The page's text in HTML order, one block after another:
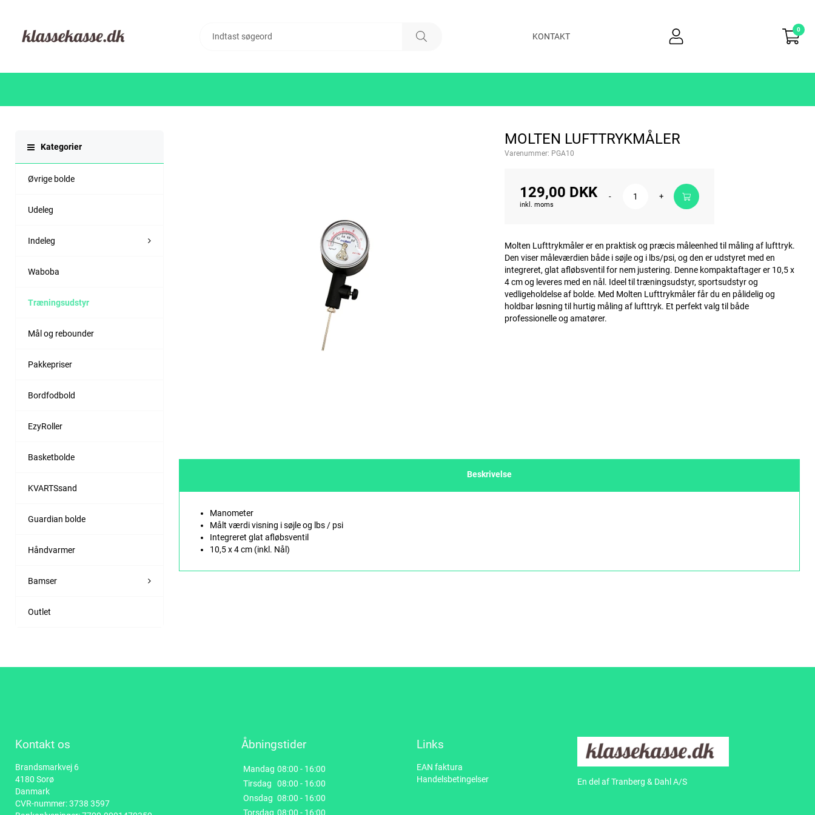
KONTAKT
0
Kategorier
Øvrige bolde
Udeleg
Indeleg
Waboba
Træningsudstyr
Mål og rebounder
Pakkepriser
Bordfodbold
EzyRoller
Basketbolde
KVARTSsand
Guardian bolde
Håndvarmer
Bamser
Outlet
MOLTEN LUFTTRYKMÅLER
Varenummer: PGA10
129,00 DKK
inkl. moms
- +
Molten Lufttrykmåler er en praktisk og præcis måleenhed til måling af lufttryk.
Den viser måleværdien både i søjle og i lbs/psi, og den er udstyret med en
integreret, glat afløbsventil for nem justering. Denne kompaktaftager er 10,5 x
4 cm og leveres med en nål. Ideel til træningsudstyr, sportsudstyr og
vedligeholdelse af bolde. Med Molten Lufttrykmåler får du en pålidelig og
holdbar løsning til hurtig måling af lufttryk. Et perfekt valg til både
professionelle og amatører.
Beskrivelse
Manometer
Målt værdi visning i søjle og lbs / psi
Integreret glat afløbsventil
10,5 x 4 cm (inkl. Nål)
Kontakt os
Brandsmarkvej 6
4180 Sorø
Danmark
CVR-nummer: 3738 3597
Åbningstider
Mandag 08:00 - 16:00
Tirsdag
08:00 - 16:00
Onsdag 08:00 - 16:00
Torsdag 08:00 - 16:00
Links
EAN faktura
Handelsbetingelser
En del af Tranberg & Dahl A/S